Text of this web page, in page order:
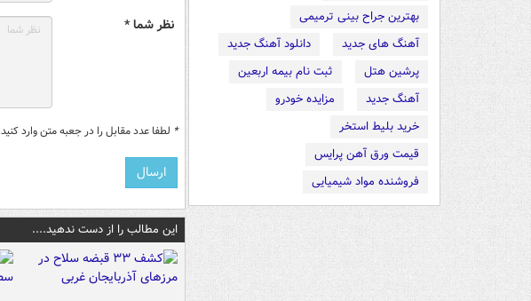
بهترین جراح بینی ترمیمی
آهنگ های جدید
دانلود آهنگ جدید
پرشین هتل
ثبت نام بیمه اربعین
آهنگ جدید
مزایده خودرو
خرید بلیط استخر
قیمت ورق آهن پرایس
فروشنده مواد شیمیایی
نظر شما *
* لطفا عدد مقابل را در جعبه متن وارد کنید
این مطالب را از دست ندهید....